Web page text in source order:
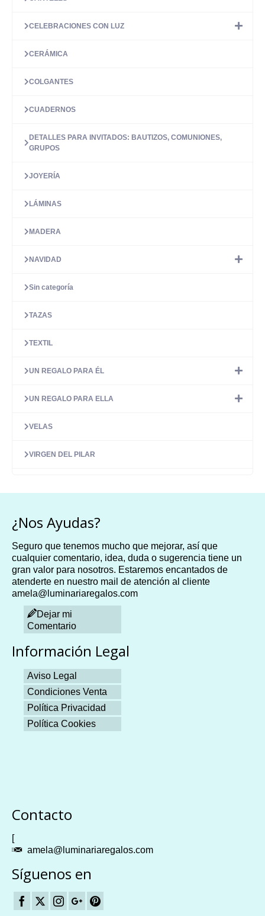
CELEBRACIONES CON LUZ
CERÁMICA
COLGANTES
CUADERNOS
DETALLES PARA INVITADOS: BAUTIZOS, COMUNIONES,
GRUPOS
JOYERÍA
LÁMINAS
MADERA
NAVIDAD
Sin categoría
TAZAS
TEXTIL
UN REGALO PARA ÉL
UN REGALO PARA ELLA
VELAS
VIRGEN DEL PILAR
¿Nos Ayudas?
Seguro que tenemos mucho que mejorar, así que
cualquier comentario, idea, duda o sugerencia tiene un
gran valor para nosotros. Estaremos encantados de
atenderte en nuestro mail de atención al cliente
amela@luminariaregalos.com
Dejar mi
Comentario
Información Legal
Aviso Legal
Condiciones Venta
Política Privacidad
Política Cookies
Contacto
[
amela@luminariaregalos.com
Síguenos en